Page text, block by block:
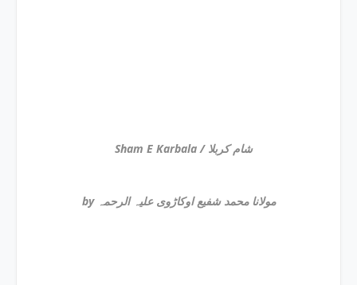
Sham E Karbala / شام کربلا
by مولانا محمد شفیع اوکاڑوی علیہ الرحمہ